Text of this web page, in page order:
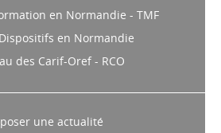
en Normandie - TMF
en Normandie
des Carif-Oref - RCO
une actualité